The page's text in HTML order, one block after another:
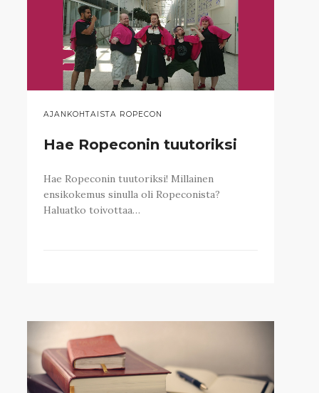
AJANKOHTAISTA ROPECON
Hae Ropeconin tuutoriksi
Hae Ropeconin tuutoriksi! Millainen
ensikokemus sinulla oli Ropeconista?
Haluatko toivottaa…